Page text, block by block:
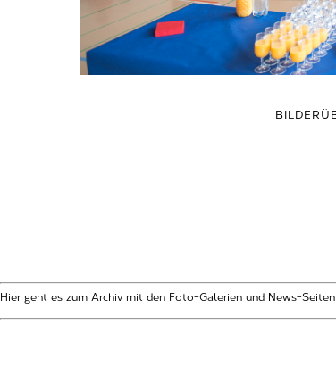
Hier geht es zum Archiv mit den Foto-Galerien und News-